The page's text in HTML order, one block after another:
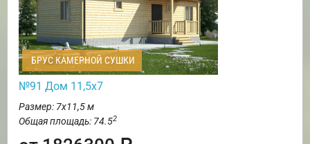
БРУС КАМЕРНОЙ СУШКИ
№91 Дом 11,5х7
Размер: 7х11,5 м
Общая площадь: 74.52